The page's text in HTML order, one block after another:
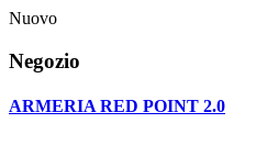
Nuovo
Negozio
ARMERIA RED POINT 2.0